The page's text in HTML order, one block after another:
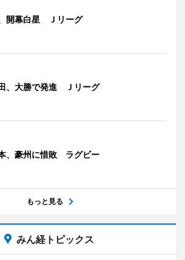
開幕白星 Ｊリーグ
、大勝で発進 Ｊリーグ
、豪州に惜敗 ラグビー
もっと見る
みん経トピックス